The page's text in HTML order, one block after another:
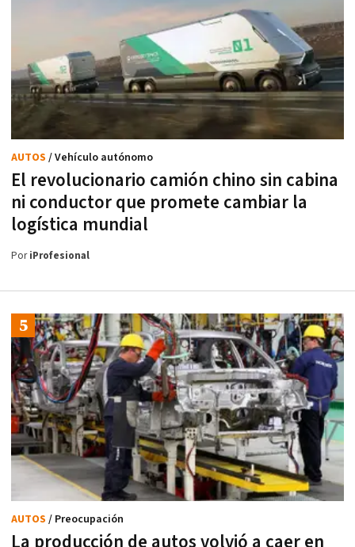
El revolucionario camión chino sin cabina
ni conductor que promete cambiar la
logística mundial
AUTOS / Vehículo autónomo
PoriProfesional
La producción de autos volvió a caer en
AUTOS / Preocupación